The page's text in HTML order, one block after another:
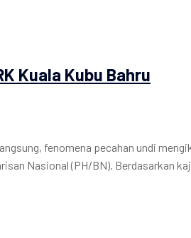
Kuala Kubu Bahru
fenomena pecahan undi
Nasional (PH/BN). Berdasarkan